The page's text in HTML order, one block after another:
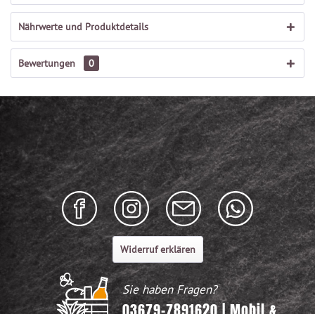
Nährwerte und Produktdetails
Bewertungen 0
Widerruf erklären
Sie haben Fragen?